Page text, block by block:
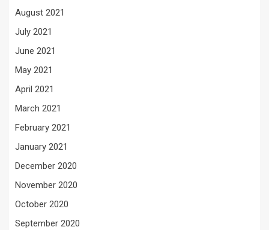
August 2021
July 2021
June 2021
May 2021
April 2021
March 2021
February 2021
January 2021
December 2020
November 2020
October 2020
September 2020